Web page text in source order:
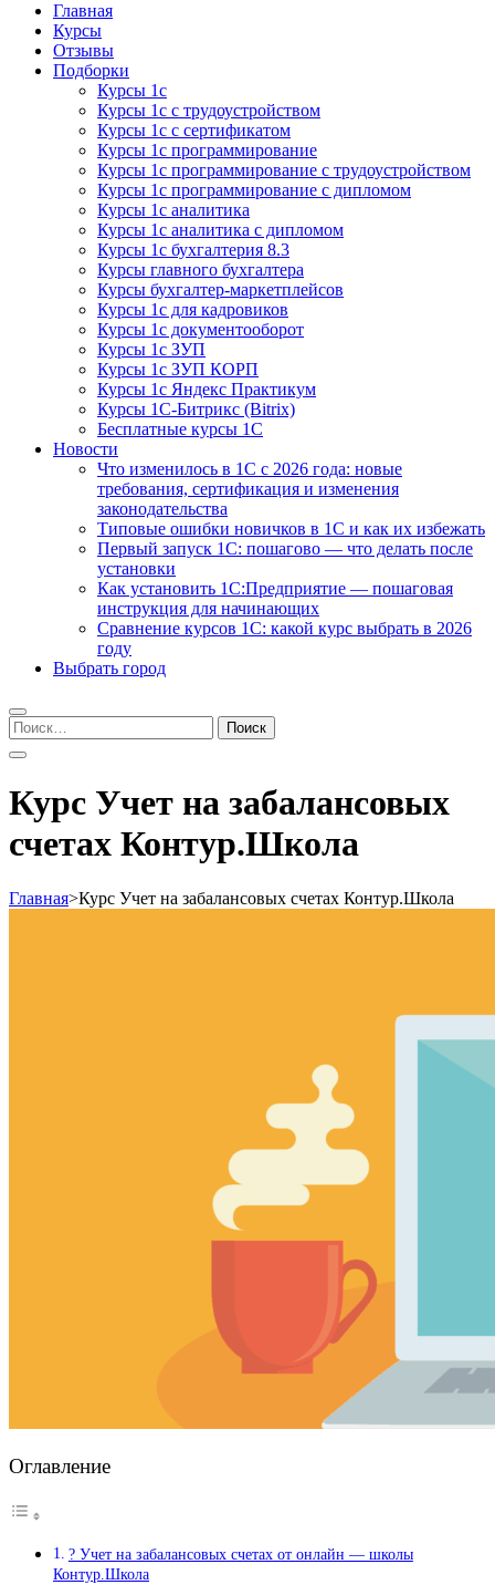
Курсы 1С
Курсы 1С официальная сертификация
Главная
Курсы
Отзывы
Подборки
Курсы 1с
Курсы 1с с трудоустройством
Курсы 1с с сертификатом
Курсы 1с программирование
Курсы 1с программирование с трудоустройством
Курсы 1с программирование с дипломом
Курсы 1с аналитика
Курсы 1с аналитика с дипломом
Курсы 1с бухгалтерия 8.3
Курсы главного бухгалтера
Курсы бухгалтер-маркетплейсов
Курсы 1с для кадровиков
Курсы 1с документооборот
Курсы 1с ЗУП
Курсы 1с ЗУП КОРП
Курсы 1с Яндекс Практикум
Курсы 1С-Битрикс (Bitrix)
Бесплатные курсы 1С
Новости
Что изменилось в 1С с 2026 года: новые
требования, сертификация и изменения
законодательства
Типовые ошибки новичков в 1С и как их избежать
Первый запуск 1С: пошагово — что делать после
установки
Как установить 1С:Предприятие — пошаговая
инструкция для начинающих
Сравнение курсов 1С: какой курс выбрать в 2026
году
Выбрать город
Найти:
Курс Учет на забалансовых
счетах Контур.Школа
Главная>Курс Учет на забалансовых счетах Контур.Школа
Оглавление
? Учет на забалансовых счетах от онлайн — школы
Контур.Школа